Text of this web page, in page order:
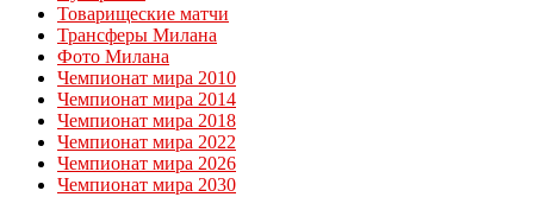
Товарищеские матчи
Трансферы Милана
Фото Милана
Чемпионат мира 2010
Чемпионат мира 2014
Чемпионат мира 2018
Чемпионат мира 2022
Чемпионат мира 2026
Чемпионат мира 2030